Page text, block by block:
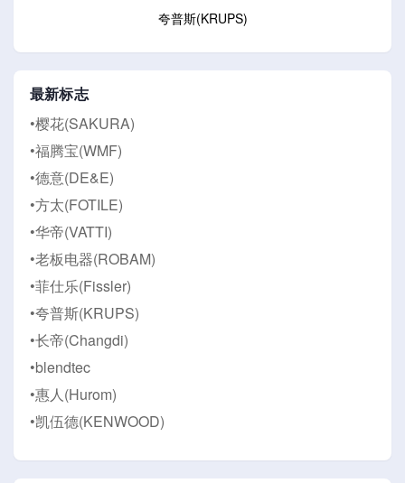
夸普斯(KRUPS)
最新标志
•樱花(SAKURA)
•福腾宝(WMF)
•德意(DE&E)
•方太(FOTILE)
•华帝(VATTI)
•老板电器(ROBAM)
•菲仕乐(Fissler)
•夸普斯(KRUPS)
•长帝(Changdi)
•blendtec
•惠人(Hurom)
•凯伍德(KENWOOD)